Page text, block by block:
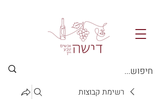
רשימת קבוצות